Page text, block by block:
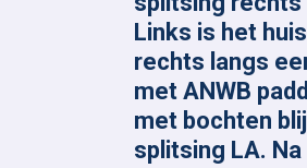
Links is het
rechts langs
met ANWB
met bochten
splitsing LA.